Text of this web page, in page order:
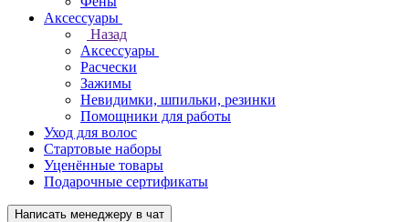
Аксессуары
Назад
Аксессуары
Расчески
Зажимы
Невидимки, шпильки, резинки
Помощники для работы
Уход для волос
Стартовые наборы
Уценённые товары
Подарочные сертификаты
Написать менеджеру в чат